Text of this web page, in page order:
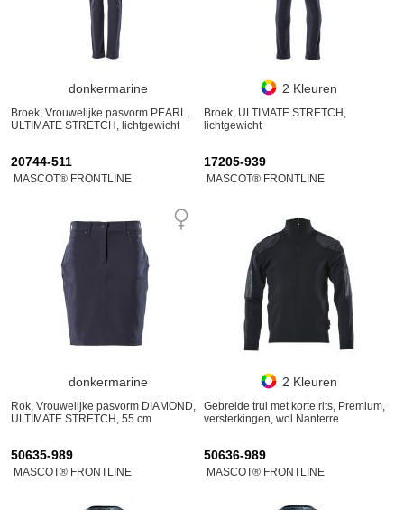
donkermarine
Broek, Vrouwelijke pasvorm PEARL,
ULTIMATE STRETCH, lichtgewicht
2 Kleuren
Broek, ULTIMATE STRETCH,
lichtgewicht
20744-511
MASCOT® FRONTLINE
donkermarine
Rok, Vrouwelijke pasvorm DIAMOND,
ULTIMATE STRETCH, 55 cm
17205-939
MASCOT® FRONTLINE
2 Kleuren
Gebreide trui met korte rits, Premium,
versterkingen, wol Nanterre
50635-989
MASCOT® FRONTLINE
50636-989
MASCOT® FRONTLINE